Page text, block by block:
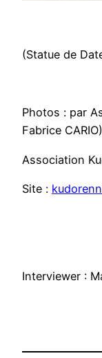
(Statue de
Photos : par
Fabrice CARIO)
Association
Site :
Interviewer :